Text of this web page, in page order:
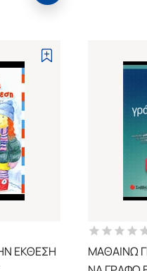
ΕΚΘΕΣΗ
ΜΑΘΑΙΝΩ